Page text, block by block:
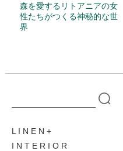
森を愛するリトアニアの女
性たちがつくる神秘的な世
界
L I N E N
I N T E R I O R